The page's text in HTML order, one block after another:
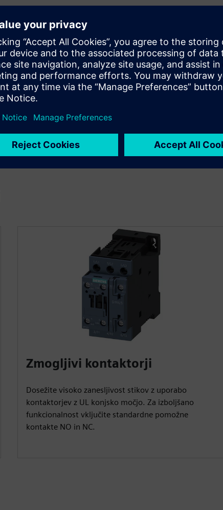
Pridobite robustno zaščito
motorja
Zaščitite zmogljivost svojih motorjev z našimi UL in s
certifikatom cUL s certifikatom SIRIUS zaprtih motorjev.
To vam omogoča, da zaščitite svoje naložbe za dosledno
Zmogljivi kontaktorji
Dosežite visoko zanesljivost stikov z uporabo
kontaktorjev z UL konjsko močjo. Za izboljšano
funkcionalnost vključite standardne pomožne
kontakte NO in NC.